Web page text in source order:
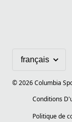
©2026Columbia
Conditions
Politique de